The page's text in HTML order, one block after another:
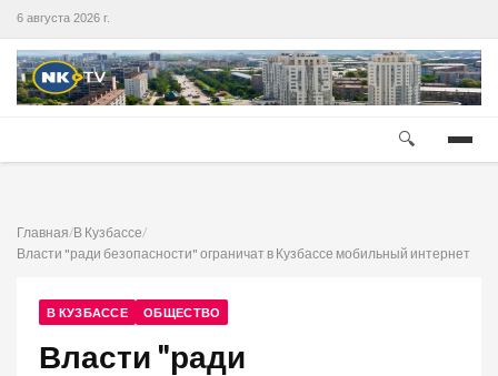
6 августа 2026 г.
🔍
Главная/В Кузбассе/
Власти "ради безопасности" ограничат в Кузбассе мобильный интернет
В КУЗБАССЕ ОБЩЕСТВО
Власти "ради